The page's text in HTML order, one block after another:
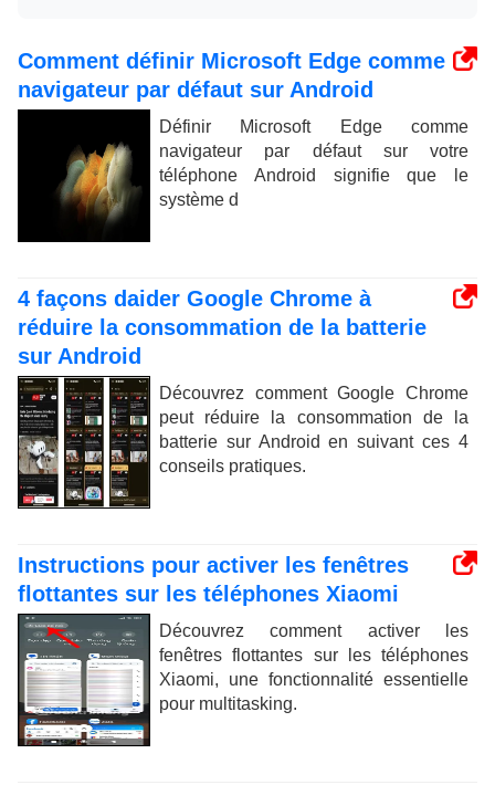
Comment définir Microsoft Edge comme
navigateur par défaut sur Android
Définir Microsoft Edge comme
navigateur par défaut sur votre
téléphone Android signifie que le
système d
4 façons daider Google Chrome à
réduire la consommation de la batterie
sur Android
Découvrez comment Google Chrome
peut réduire la consommation de la
batterie sur Android en suivant ces 4
conseils pratiques.
Instructions pour activer les fenêtres
flottantes sur les téléphones Xiaomi
Découvrez comment activer les
fenêtres flottantes sur les téléphones
Xiaomi, une fonctionnalité essentielle
pour multitasking.